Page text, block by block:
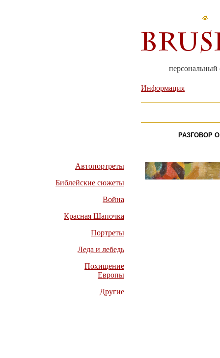
Информация
РАЗГОВОР
Автопортреты
Библейские сюжеты
Война
Красная Шапочка
Портреты
Леда и лебедь
Похищение
Европы
Другие